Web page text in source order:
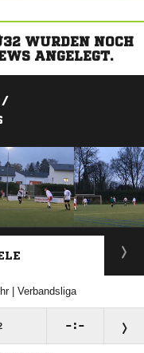
WURDEN NOCH
ANGELEGT.
/
| Verbandsliga
: